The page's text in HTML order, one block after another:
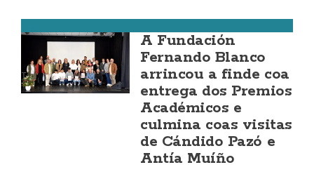
A Fundación
Fernando Blanco
arrincou a finde coa
entrega dos Premios
Académicos e
culmina coas visitas
de Cándido Pazó e
Antía Muíño